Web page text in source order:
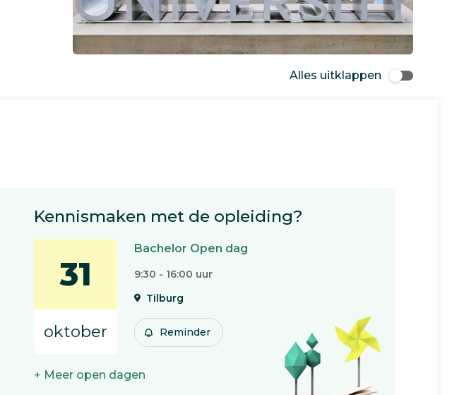
Alles uitklappen
Kennismaken met de opleiding?
31
oktober
Bachelor Open dag
9:30 - 16:00 uur
Tilburg
Reminder
+ Meer open dagen